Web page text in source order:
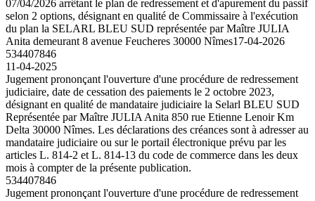
07/04/2026 arrêtant le plan de redressement et d'apurement du passif
selon 2 options, désignant en qualité de Commissaire à l'exécution
du plan la SELARL BLEU SUD représentée par Maître JULIA
Anita demeurant 8 avenue Feucheres 30000 Nîmes17-04-2026
534407846
11-04-2025
Jugement prononçant l'ouverture d'une procédure de redressement
judiciaire, date de cessation des paiements le 2 octobre 2023,
désignant en qualité de mandataire judiciaire la Selarl BLEU SUD
Représentée par Maître JULIA Anita 850 rue Etienne Lenoir Km
Delta 30000 Nîmes. Les déclarations des créances sont à adresser au
mandataire judiciaire ou sur le portail électronique prévu par les
articles L. 814-2 et L. 814-13 du code de commerce dans les deux
mois à compter de la présente publication.
534407846
Jugement prononçant l'ouverture d'une procédure de redressement